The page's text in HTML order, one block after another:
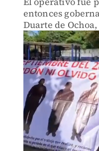
entonces
Duarte de